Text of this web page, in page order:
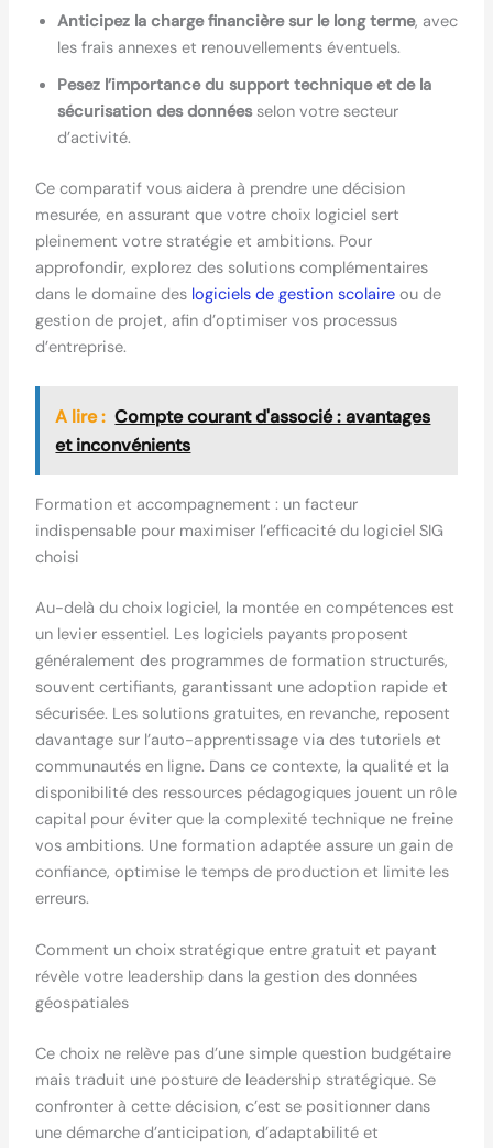
Anticipez la charge financière sur le long terme, avec
les frais annexes et renouvellements éventuels.
Pesez l’importance du support technique et de la
sécurisation des donnéesselon votre secteur
d’activité.
Ce comparatif vous aidera à prendre une décision
mesurée, en assurant que votre choix logiciel sert
pleinement votre stratégie et ambitions. Pour
approfondir, explorez des solutions complémentaires
dans le domaine des logiciels de gestion scolaireou de
gestion de projet, afin d’optimiser vos processus
d’entreprise.
A lire : Compte courant d'associé : avantages
et inconvénients
Formation et accompagnement : un facteur
indispensable pour maximiser l’efficacité du logiciel SIG
choisi
Au-delà du choix logiciel, la montée en compétences est
un levier essentiel. Les logiciels payants proposent
généralement des programmes de formation structurés,
souvent certifiants, garantissant une adoption rapide et
sécurisée. Les solutions gratuites, en revanche, reposent
davantage sur l’auto-apprentissage via des tutoriels et
communautés en ligne. Dans ce contexte, la qualité et la
disponibilité des ressources pédagogiques jouent un rôle
capital pour éviter que la complexité technique ne freine
vos ambitions. Une formation adaptée assure un gain de
confiance, optimise le temps de production et limite les
erreurs.
Comment un choix stratégique entre gratuit et payant
révèle votre leadership dans la gestion des données
géospatiales
Ce choix ne relève pas d’une simple question budgétaire
mais traduit une posture de leadership stratégique. Se
confronter à cette décision, c’est se positionner dans
une démarche d’anticipation, d’adaptabilité et